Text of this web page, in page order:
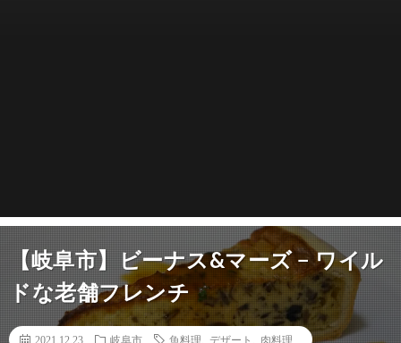
【岐阜市】ビーナス&マーズ − ワイル
ドな老舗フレンチ
2021.12.23 岐阜市 魚料理 デザート 肉料理